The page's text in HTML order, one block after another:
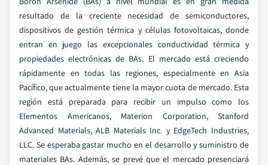
resultado de la creciente necesidad de semiconductores,
dispositivos de gestión térmica y células fotovoltaicas, donde
entran en juego las excepcionales conductividad térmica y
propiedades electrónicas de BAs. El mercado está creciendo
rápidamente en todas las regiones, especialmente en Asia
Pacífico, que actualmente tiene la mayor cuota de mercado. Esta
región está preparada para recibir un impulso como los
Elementos Americanos, Materion Corporation, Stanford
Advanced Materials, ALB Materials Inc. y EdgeTech Industries,
LLC. Se esperaba gastar mucho en el desarrollo y suministro de
materiales BAs. Además, se prevé que el mercado presenciará